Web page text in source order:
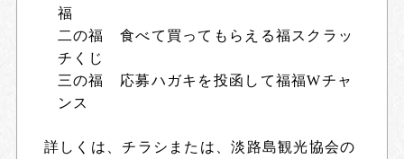
福
二の福 食べて買ってもらえる福スクラッ
チくじ
三の福 応募ハガキを投函して福福Wチャ
ンス
詳しくは、チラシまたは、淡路島観光協会の